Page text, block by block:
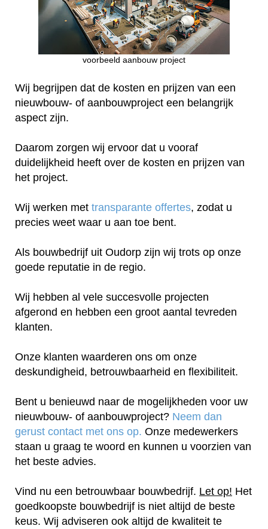
voorbeeld aanbouw project
Wij begrijpen dat de kosten en prijzen van een
nieuwbouw- of aanbouwproject een belangrijk
aspect zijn.
Daarom zorgen wij ervoor dat u vooraf
duidelijkheid heeft over de kosten en prijzen van
het project.
Wij werken met transparante offertes, zodat u
precies weet waar u aan toe bent.
Als bouwbedrijf uit Oudorp zijn wij trots op onze
goede reputatie in de regio.
Wij hebben al vele succesvolle projecten
afgerond en hebben een groot aantal tevreden
klanten.
Onze klanten waarderen ons om onze
deskundigheid, betrouwbaarheid en flexibiliteit.
Bent u benieuwd naar de mogelijkheden voor uw
nieuwbouw- of aanbouwproject? Neem dan
gerust contact met ons op. Onze medewerkers
staan u graag te woord en kunnen u voorzien van
het beste advies.
Vind nu een betrouwbaar bouwbedrijf. Let op! Het
goedkoopste bouwbedrijf is niet altijd de beste
keus. Wij adviseren ook altijd de kwaliteit te